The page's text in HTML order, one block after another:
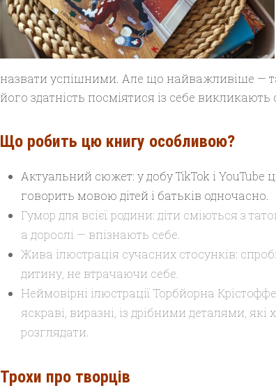
назвати успішними. Але що найважливіше —
його здатність посміятися із себе
Що робить цю книгу особливою?
Актуальний сюжет: у добу TikTok і YouTube
говорить мовою дітей і батьків одночасно.
Гумор для всієї родини: діти сміються з
а дорослі — впізнають себе.
Жива ілюстрація сучасних стосунків:
дитину, не втрачаючи себе.
Неймовірні ілюстрації Торбйорна
яскраві, виразні, із дрібними деталями, які
розглядати.
Трохи про творців